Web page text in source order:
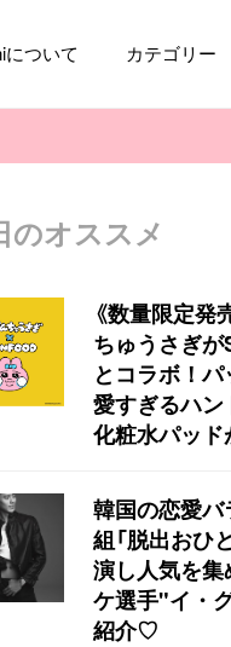
ついて カテゴリー
のオススメ
《数量限定
ちゅうさぎ
とコラボ！
愛すぎるハン
化粧水パッ
韓国の恋愛
組「脱出おひ
演し人気を
ケ選手"イ・
紹介♡